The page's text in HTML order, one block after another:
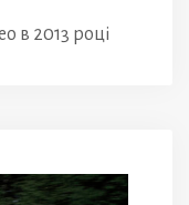
в 2013 році